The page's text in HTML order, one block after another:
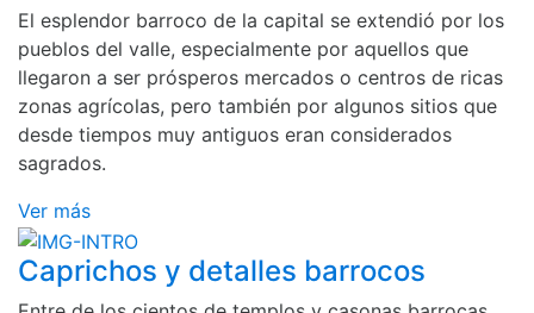
El esplendor barroco de la capital se extendió por los
pueblos del valle, especialmente por aquellos que
llegaron a ser prósperos mercados o centros de ricas
zonas agrícolas, pero también por algunos sitios que
desde tiempos muy antiguos eran considerados
sagrados.
Ver más
Caprichos y detalles barrocos